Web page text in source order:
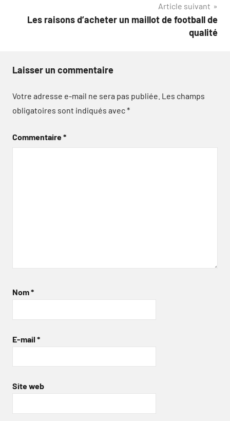
Article suivant
Les raisons d’acheter un maillot de football de
qualité
Laisser un commentaire
Votre adresse e-mail ne sera pas publiée. Les champs
obligatoires sont indiqués avec*
Commentaire*
Nom*
E-mail *
Site web